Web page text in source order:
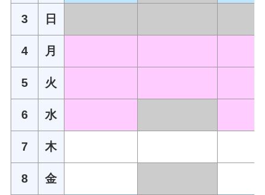
3 日
4 月
5 火
6 水
7 木
8 金